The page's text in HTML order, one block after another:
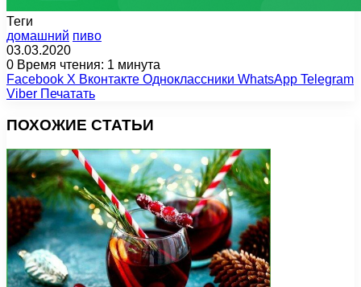
Теги
домашний пиво
03.03.2020
0 Время чтения: 1 минута
Facebook X Вконтакте Одноклассники WhatsApp Telegram
Viber Печатать
ПОХОЖИЕ СТАТЬИ